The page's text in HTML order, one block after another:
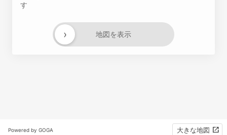
す
地図を表示
›
Powered by GOGA 大きな地図